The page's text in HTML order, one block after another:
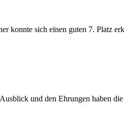
konnte sich einen guten 7. Platz
und den Ehrungen haben